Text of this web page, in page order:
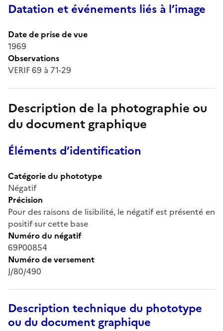
Datation et événements liés à l’image
Date de prise de vue
1969
Observations
VERIF 69 à 71-29
Description de la photographie ou
du document graphique
Éléments d’identification
Catégorie du phototype
Négatif
Précision
Pour des raisons de lisibilité, le négatif est présenté en
positif sur cette base
Numéro du négatif
69P00854
Numéro de versement
J/80/490
Description technique du phototype
ou du document graphique